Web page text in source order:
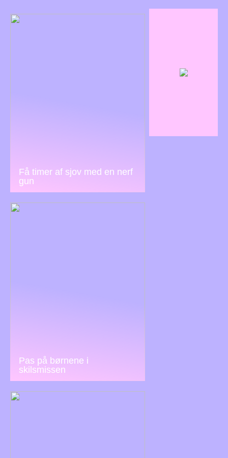
Få timer af sjov med en nerf
gun
Pas på børnene i
skilsmissen